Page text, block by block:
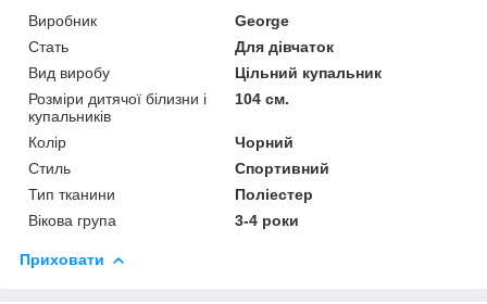
Виробник
George
Стать
Для дівчаток
Вид виробу
Цільний купальник
Розміри дитячої білизни і
купальників
104 см.
Колір
Чорний
Стиль
Спортивний
Тип тканини
Поліестер
Вікова група
3-4 роки
Приховати